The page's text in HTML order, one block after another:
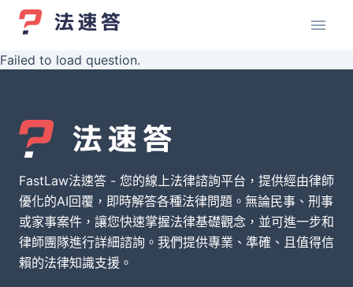
Failed to load question.
FastLaw法速答 - 您的線上法律諮詢平台，提供經由律師
優化的AI回覆，即時解答各種法律問題。無論民事、刑事
或家事案件，讓您快速掌握法律基礎觀念，並可進一步和
律師團隊進行詳細諮詢。我們提供專業、準確、且值得信
賴的法律知識支援。